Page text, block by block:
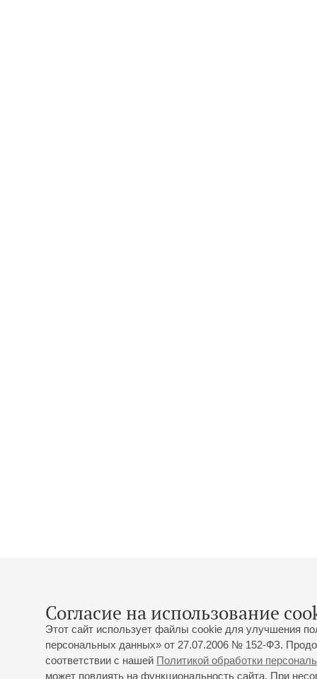
Согласие на использование
Этот сайт использует файлы cookie для улучшения
персональных данных» от 27.07.2006 № 152-ФЗ.
соответствии с нашей Политикой обработки
может повлиять на функциональность сайта. При